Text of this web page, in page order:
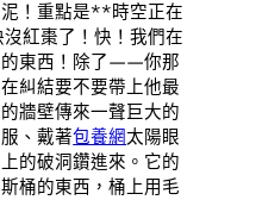
！重點是**時空正在
紅棗了！快！我們在
的東西！除了——你那
糾結要不要帶上他最
牆壁傳來一聲巨大的
、戴著包養網太陽眼
的破洞鑽進來。它的
桶的東西，桶上用毛